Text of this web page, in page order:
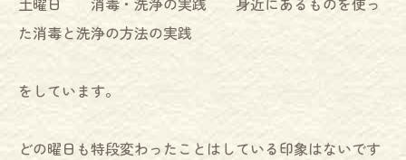
た消毒と洗浄の方法の実践
をしています。
どの曜日も特段変わったことはしている印象はないです